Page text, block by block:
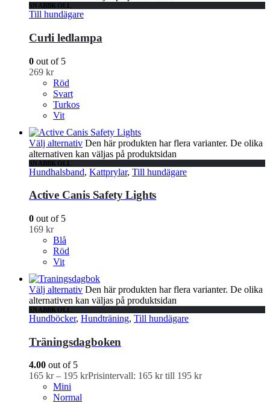
SNABBKOLL
Till hundägare
Curli ledlampa
0 out of 5
269 kr
Röd
Svart
Turkos
Vit
Välj alternativ Den här produkten har flera varianter. De olika
alternativen kan väljas på produktsidan
SNABBKOLL
Hundhalsband, Kattprylar, Till hundägare
Active Canis Safety Lights
0 out of 5
169 kr
Blå
Röd
Vit
Välj alternativ Den här produkten har flera varianter. De olika
alternativen kan väljas på produktsidan
SNABBKOLL
Hundböcker, Hundträning, Till hundägare
Träningsdagboken
4.00 out of 5
165 kr – 195 krPrisintervall: 165 kr till 195 kr
Mini
Normal